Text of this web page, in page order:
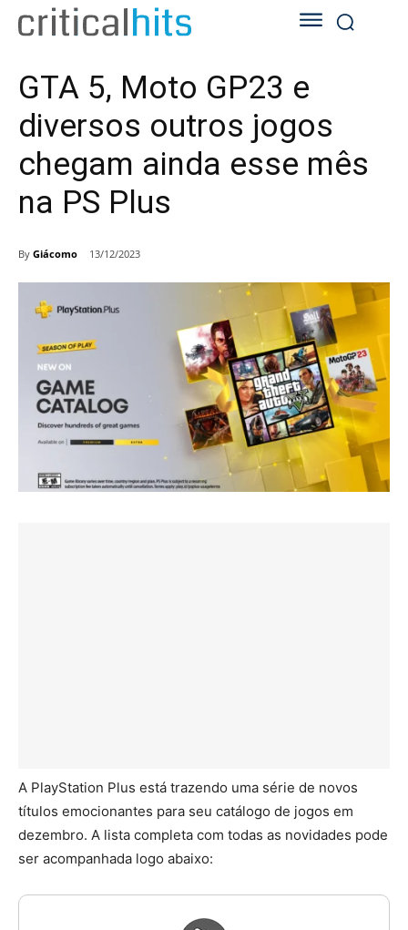
GTA 5, Moto GP23 e
diversos outros jogos
chegam ainda esse mês
na PS Plus
By Giácomo 13/12/2023
A PlayStation Plus está trazendo uma série de novos
títulos emocionantes para seu catálogo de jogos em
dezembro. A lista completa com todas as novidades pode
ser acompanhada logo abaixo: